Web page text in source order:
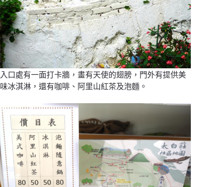
入口處有一面打卡牆，畫有天使的翅膀，門外有提供美
味冰淇淋，還有咖啡、阿里山紅茶及泡麵。